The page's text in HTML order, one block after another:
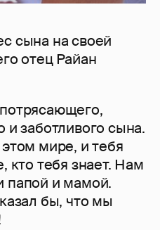
сына на своей
отец Райан
и заботливого сына.
мире, и тебя
кто тебя знает. Нам
папой и мамой.
бы, что мы